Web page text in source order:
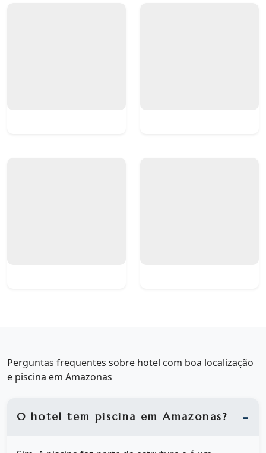
Perguntas frequentes sobre hotel com boa localização
e piscina em Amazonas
O hotel tem piscina em Amazonas?